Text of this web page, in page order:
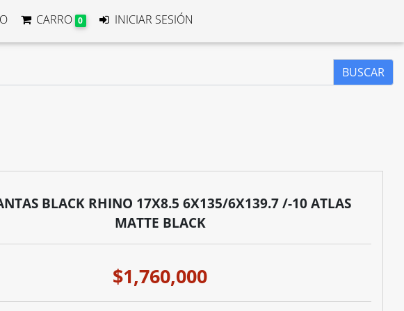
CARRO 0 INICIAR SESIÓN
BUSCAR
BLACK RHINO 17X8.5 6X135/6X139.7 /-10 ATLAS
MATTE BLACK
$1,760,000